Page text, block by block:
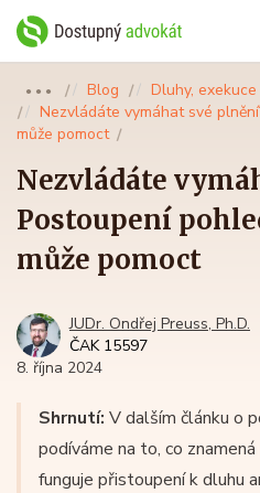
●●● Blog
Dluhy,
Nezvládáte vymáhat své
může pomoct
Nezvládáte
Postoupení
může pomoct
JUDr. Ondřej Preuss, Ph.D.
ČAK 15597
8. října 2024
Shrnutí: V dalším článku o
podíváme na to, co
funguje přistoupení k dluhu